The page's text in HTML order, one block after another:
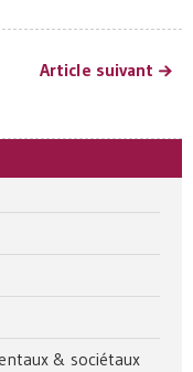
Article suivant
& sociétaux